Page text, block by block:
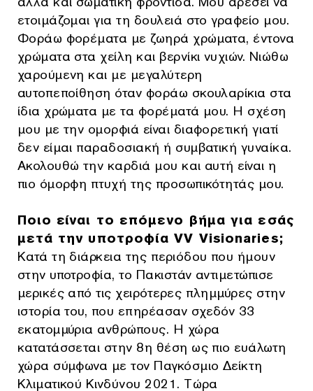
ετοιμάζομαι για τη δουλειά στο γραφείο μου.
Φοράω φορέματα με ζωηρά χρώματα, έντονα
χρώματα στα χείλη και βερνίκι νυχιών. Νιώθω
χαρούμενη και με μεγαλύτερη
αυτοπεποίθηση όταν φοράω σκουλαρίκια στα
ίδια χρώματα με τα φορέματά μου. Η σχέση
μου με την ομορφιά είναι διαφορετική γιατί
δεν είμαι παραδοσιακή ή συμβατική γυναίκα.
Ακολουθώ την καρδιά μου και αυτή είναι η
πιο όμορφη πτυχή της προσωπικότητάς μου.
Ποιο είναι το επόμενο βήμα για εσάς
μετά την υποτροφία VV Visionaries;
Κατά τη διάρκεια της περιόδου που ήμουν
στην υποτροφία, το Πακιστάν αντιμετώπισε
μερικές από τις χειρότερες πλημμύρες στην
ιστορία του, που επηρέασαν σχεδόν 33
εκατομμύρια ανθρώπους. Η χώρα
κατατάσσεται στην 8η θέση ως πιο ευάλωτη
χώρα σύμφωνα με τον Παγκόσμιο Δείκτη
Κλιματικού Κινδύνου 2021. Τώρα